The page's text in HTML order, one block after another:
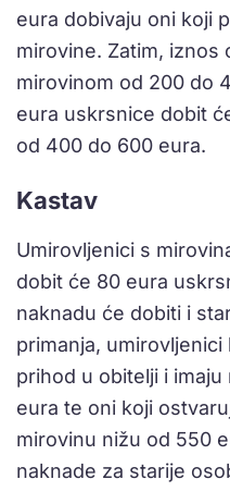
eura dobivaju oni koji
mirovine. Zatim, iznos
mirovinom od 200 do
eura uskrsnice dobit
od 400 do 600 eura.
Kastav
Umirovljenici s
dobit će 80 eura
naknadu će dobiti i
primanja,
prihod u obitelji i
eura te oni koji
mirovinu nižu od 550
naknade za starije